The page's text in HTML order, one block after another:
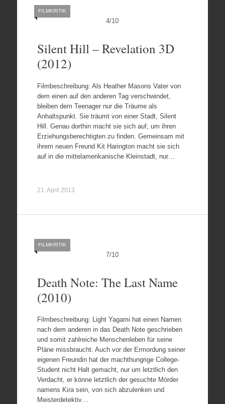
4/10
FILMKRITIK
Silent Hill – Revelation 3D
(2012)
Filmbeschreibung: Als Heather Masons Vater von
dem einen auf den anderen Tag verschwindet,
bleiben dem Teenager nur die Träume als
Anhaltspunkt. Sie träumt von einer Stadt, Silent
Hill. Genau dorthin macht sie sich auf, um ihren
Erziehungsberechtigten zu finden. Gemeinsam mit
ihrem neuen Freund Kit Harington macht sie sich
auf in die mittelamerikanische Kleinstadt, nur…
21. April 2013
7/10
FILMKRITIK
Death Note: The Last Name
(2010)
Filmbeschreibung: Light Yagami hat einen Namen
nach dem anderen in das Death Note geschrieben
und somit zahlreiche Menschenleben für seine
Pläne missbraucht. Auch vor der Ermordung seiner
eigenen Freundin hat der machthungrige College-
Student nicht Halt gemacht, nur um letztlich den
Verdacht, er könne letztlich der gesuchte Mörder
namens Kira sein, von sich abzulenken und
Meisterdetektiv…